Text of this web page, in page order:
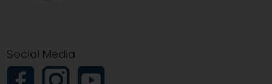
Social Media